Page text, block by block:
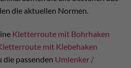
die aktuellen Normen.
Kletterroute mit Bohrhaken
mit Klebehaken
die passenden Umlenker /